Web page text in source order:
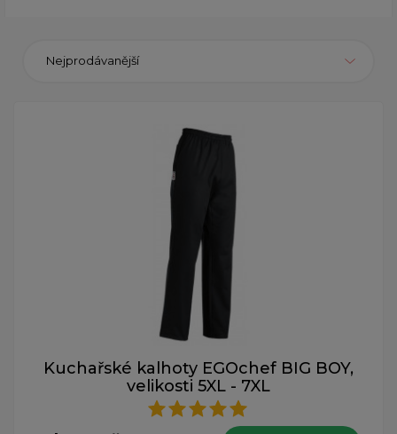
Nejprodávanější
Kuchařské kalhoty EGOchef BIG BOY,
velikosti 5XL - 7XL